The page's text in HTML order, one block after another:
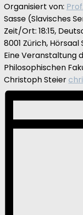
Organisiert von:
Sasse (Slavisches
Zeit/Ort: 18:15,
8001 Zürich, Hörsaal
Eine Veranstaltung
Philosophischen
Christoph Steier